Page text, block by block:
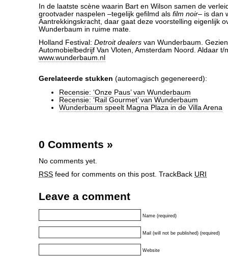
In de laatste scène waarin Bart en Wilson samen de
grootvader naspelen –tegelijk gefilmd als film noir– is dan
Aantrekkingskracht, daar gaat deze voorstelling eigenlijk
Wunderbaum in ruime mate.
Holland Festival: Detroit dealers van Wunderbaum.
Automobielbedrijf Van Vloten, Amsterdam Noord. Aldaar
www.wunderbaum.nl
Gerelateerde stukken (automagisch gegenereerd):
Recensie: ‘Onze Paus’ van Wunderbaum
Recensie: ‘Rail Gourmet’ van Wunderbaum
Wunderbaum speelt Magna Plaza in de Villa Arena
0 Comments »
No comments yet.
RSS feed for comments on this post. TrackBack URI
Leave a comment
Name (required)
Mail (will not be published) (required)
Website